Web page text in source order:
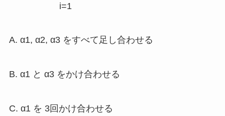
i=1
A. α1, α2, α3 をすべて足し合わせる
B. α1 と α3 をかけ合わせる
C. α1 を 3回かけ合わせる